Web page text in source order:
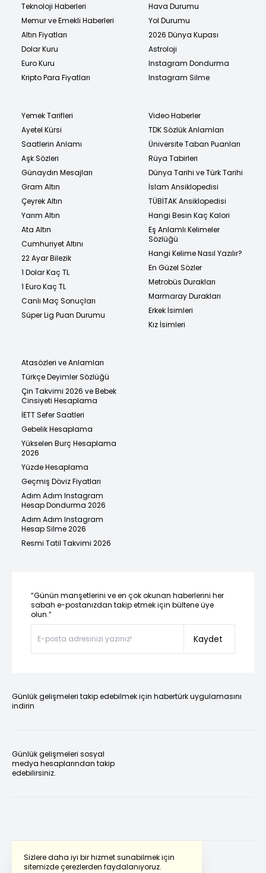
Sizlere daha iyi bir hizmet sunabilmek için
sitemizde çerezlerden faydalanıyoruz.
Teknoloji Haberleri
Memur ve Emekli Haberleri
Altın Fiyatları
Dolar Kuru
Euro Kuru
Kripto Para Fiyatları
Hava Durumu
Yol Durumu
2026 Dünya Kupası
Astroloji
Instagram Dondurma
Instagram Silme
Yemek Tarifleri
Ayetel Kürsi
Saatlerin Anlamı
Aşk Sözleri
Günaydın Mesajları
Gram Altın
Çeyrek Altın
Yarım Altın
Ata Altın
Cumhuriyet Altını
22 Ayar Bilezik
1 Dolar Kaç TL
1 Euro Kaç TL
Canlı Maç Sonuçları
Süper Lig Puan Durumu
Video Haberler
TDK Sözlük Anlamları
Üniversite Taban Puanları
Rüya Tabirleri
Dünya Tarihi ve Türk Tarihi
İslam Ansiklopedisi
TÜBİTAK Ansiklopedisi
Hangi Besin Kaç Kalori
Eş Anlamlı Kelimeler
Sözlüğü
Hangi Kelime Nasıl Yazılır?
En Güzel Sözler
Metrobüs Durakları
Marmaray Durakları
Erkek İsimleri
Kız İsimleri
Atasözleri ve Anlamları
Türkçe Deyimler Sözlüğü
Çin Takvimi 2026 ve Bebek
Cinsiyeti Hesaplama
İETT Sefer Saatleri
Gebelik Hesaplama
Yükselen Burç Hesaplama
2026
Yüzde Hesaplama
Geçmiş Döviz Fiyatları
Adım Adım Instagram
Hesap Dondurma 2026
Adım Adım Instagram
Hesap Silme 2026
Resmi Tatil Takvimi 2026
“Günün manşetlerini ve en çok okunan haberlerini her
sabah e-postanızdan takip etmek için bültene üye
olun.”
Kaydet
Günlük gelişmeleri takip edebilmek için habertürk uygulamasını
indirin
Günlük gelişmeleri sosyal
medya hesaplarından takip
edebilirsiniz.